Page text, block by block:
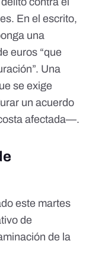
En el escrito,
una
euros “que
Una
se exige
un acuerdo
afectada—.
este martes
de
de la